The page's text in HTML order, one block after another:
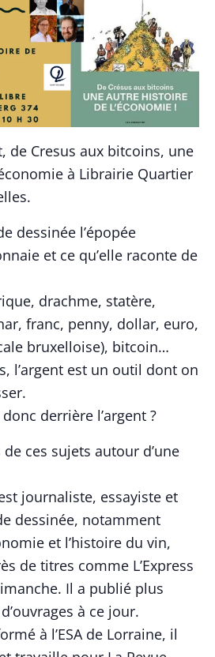
de Cresus aux bitcoins, une
à Librairie Quartier
dessinée l’épopée
et ce qu’elle raconte de
drachme, statère,
franc, penny, dollar, euro,
bruxelloise), bitcoin…
l’argent est un outil dont on
derrière l’argent ?
ces sujets autour d’une
journaliste, essayiste et
dessinée, notamment
et l’histoire du vin,
de titres comme L’Express
Il a publié plus
à ce jour.
à l’ESA de Lorraine, il